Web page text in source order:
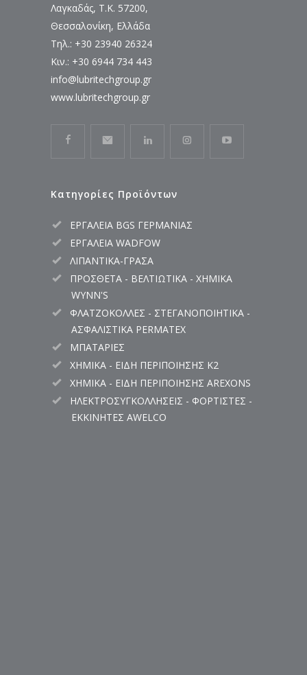
Λαγκαδάς, Τ.Κ. 57200,
Θεσσαλονίκη, Ελλάδα
Τηλ.: +30 23940 26324
Κιν.: +30 6944 734 443
info@lubritechgroup.gr
www.lubritechgroup.gr
Κατηγορίες Προϊόντων
ΕΡΓΑΛΕΙΑ BGS ΓΕΡΜΑΝΙΑΣ
ΕΡΓΑΛΕΙΑ WADFOW
ΛΙΠΑΝΤΙΚΑ-ΓΡΑΣΑ
ΠΡΟΣΘΕΤΑ - ΒΕΛΤΙΩΤΙΚΑ - ΧΗΜΙΚΑ
WYNN'S
ΦΛΑΤΖΟΚΟΛΛΕΣ - ΣΤΕΓΑΝΟΠΟΙΗΤΙΚΑ -
ΑΣΦΑΛΙΣΤΙΚΑ PERMATEX
ΜΠΑΤΑΡΙΕΣ
ΧΗΜΙΚΑ - ΕΙΔΗ ΠΕΡΙΠΟΙΗΣΗΣ K2
ΧΗΜΙΚΑ - ΕΙΔΗ ΠΕΡΙΠΟΙΗΣΗΣ AREXONS
ΗΛΕΚΤΡΟΣΥΓΚΟΛΛΗΣΕΙΣ - ΦΟΡΤΙΣΤΕΣ -
ΕΚΚΙΝΗΤΕΣ AWELCO